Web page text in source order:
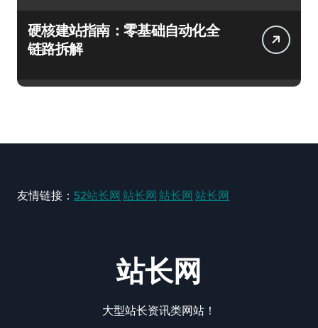
硬核建站指南：零基础自动化全
链路拆解
友情链接： 52站长网 站长网 站长网 站长网
站长网
大型站长资讯类网站！